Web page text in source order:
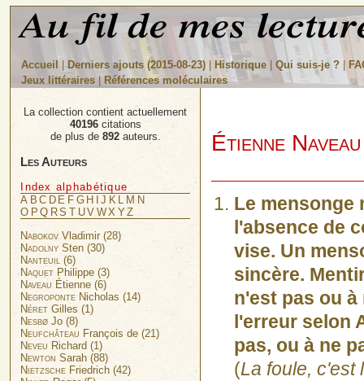
Accueil | Derniers ajouts (2015-08-23) | Historique| Qui suis-je ? |
Jeux littéraires| Références moléculaires
Étienne Naveau
Le mensonge
l'absence de
vise. Un
sincère.
n'est pas ou
l'erreur selon
pas, ou à ne
(La foule, c'est
La collection contient actuellement
40196citations
de plus de 892auteurs.
Les Auteurs
Index alphabétique
A BC D E F G H IJ K L M N
O PQ RST UV WX YZ
Nabokov Vladimir (28)
Nadolny Sten (30)
Nanteuil (6)
Naquet Philippe (3)
Naveau Étienne (6)
Negroponte Nicholas (14)
Néret Gilles (1)
Nesbø Jo (8)
Neufchâteau François de (21)
Neveu Richard (1)
Newton Sarah (88)
Nietzsche Friedrich (42)